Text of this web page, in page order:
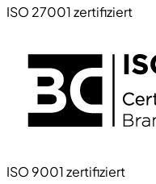
ISO 27001 zertifiziert
ISO 9001 zertifiziert